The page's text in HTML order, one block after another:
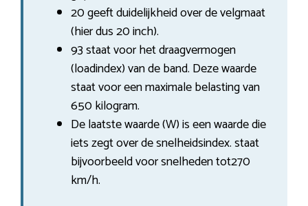
20 geeft duidelijkheid over de velgmaat
(hier dus 20 inch).
93 staat voor het draagvermogen
(loadindex) van de band. Deze waarde
staat voor een maximale belasting van
650 kilogram.
De laatste waarde (W) is een waarde die
iets zegt over de snelheidsindex. staat
bijvoorbeeld voor snelheden tot270
km/h.